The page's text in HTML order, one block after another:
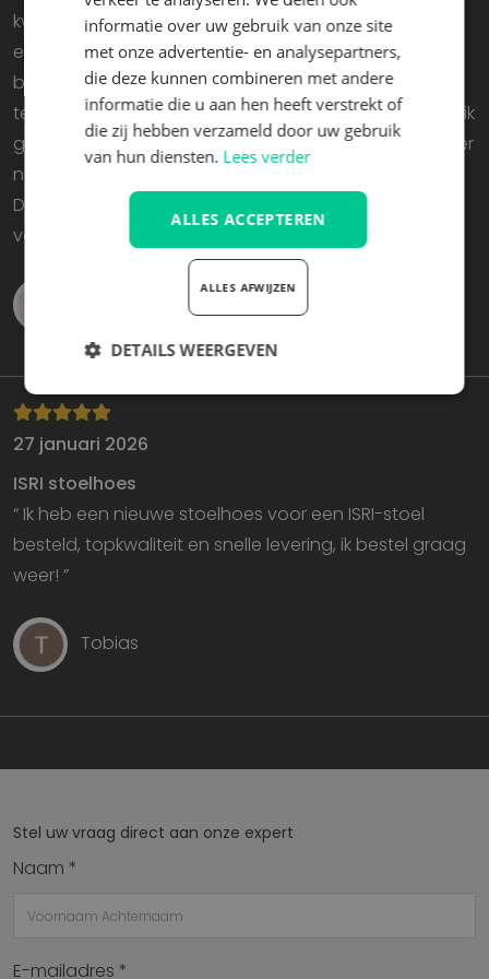
kwam de bevestigingsmail van de aankoop binnen –
en de volgende ochtend was de tractorstoel al
bezorgd. Aan de kwaliteit van de stoel valt niets aan
te merken, hij kwam precies zoals beschreven. (Waar ik
geen rekening mee had gehouden, was dat de btw er
nog bij kwam, omdat we geen btw-nummer hadden.
De kleine lettertjes, de gewoonte...) Een betrouwbare
verkoper, ik zou daar weer kopen. ”
27 januari 2026
ISRI stoelhoes
“ Ik heb een nieuwe stoelhoes voor een ISRI-stoel
besteld, topkwaliteit en snelle levering, ik bestel graag
weer! ”
Tobias
Stel uw vraag direct aan onze expert
Naam *
E-mailadres *
informatie over uw gebruik van onze site
met onze advertentie- en analysepartners,
die deze kunnen combineren met andere
informatie die u aan hen heeft verstrekt of
die zij hebben verzameld door uw gebruik
van hun diensten. Lees verder
ALLES ACCEPTEREN
ALLES AFWIJZEN
DETAILS WEERGEVEN
Strikt
noodzakelijk
Prestatie Targeting
Strikt noodzakelijk
Naam
Aanbieder
Domein